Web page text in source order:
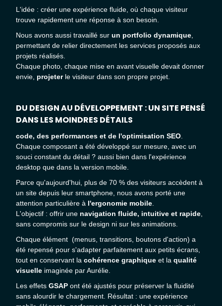
L'idée : créer une expérience fluide, où chaque visiteur
trouve rapidement une réponse à son besoin.
Nous avons aussi travaillé surun portfolio dynamique
permettant de relier directement les services proposés aux
projets réalisés.
Chaque photo, chaque mise en avant visuelle devait donner
envie, projeterle visiteur dans son propre projet.
DU DESIGN AU DÉVELOPPEMENT : UN SITE PENSÉ
DANS LES MOINDRES DÉTAILS
code, des performances et de l'optimisation SEO
Chaque composant a été développé sur mesure, avec un
souci constant du détail ? aussi bien dans l'expérience
desktop que dans la version mobile.
Parce qu'aujourd'hui, plus de 70 % des visiteurs accèdent à
un site depuis leur smartphone, nous avons porté une
attention particulière à l'ergonomie mobile
L'objectif : offrir une navigation fluide, intuitive et rapide
sans compromis sur le design ni sur les animations.
Chaque élément (menus, transitions, boutons d'action) a
été repensé pour s'adapter parfaitement aux petits écrans,
tout en conservant lacohérence graphique et laqualité
visuelle imaginée par Aurélie.
Les effetsGSAP ont été ajustés pour préserver la fluidité
sans alourdir le chargement. Résultat : une expérience